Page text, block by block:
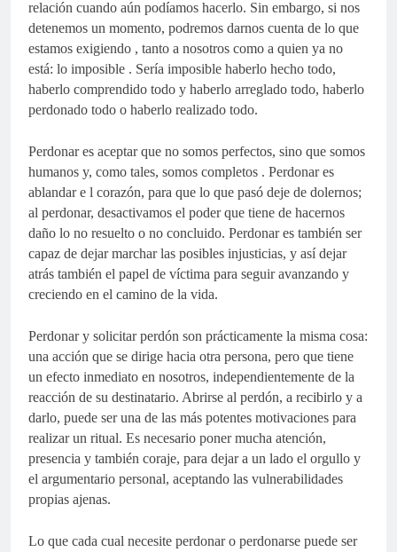
relación cuando aún podíamos hacerlo. Sin embargo, si nos
detenemos un momento, podremos darnos cuenta de lo que
estamos exigiendo , tanto a nosotros como a quien ya no
está: lo imposible . Sería imposible haberlo hecho todo,
haberlo comprendido todo y haberlo arreglado todo, haberlo
perdonado todo o haberlo realizado todo.
Perdonar es aceptar que no somos perfectos, sino que somos
humanos y, como tales, somos completos . Perdonar es
ablandar e l corazón, para que lo que pasó deje de dolernos;
al perdonar, desactivamos el poder que tiene de hacernos
daño lo no resuelto o no concluido. Perdonar es también ser
capaz de dejar marchar las posibles injusticias, y así dejar
atrás también el papel de víctima para seguir avanzando y
creciendo en el camino de la vida.
Perdonar y solicitar perdón son prácticamente la misma cosa:
una acción que se dirige hacia otra persona, pero que tiene
un efecto inmediato en nosotros, independientemente de la
reacción de su destinatario. Abrirse al perdón, a recibirlo y a
darlo, puede ser una de las más potentes motivaciones para
realizar un ritual. Es necesario poner mucha atención,
presencia y también coraje, para dejar a un lado el orgullo y
el argumentario personal, aceptando las vulnerabilidades
propias ajenas.
Lo que cada cual necesite perdonar o perdonarse puede ser